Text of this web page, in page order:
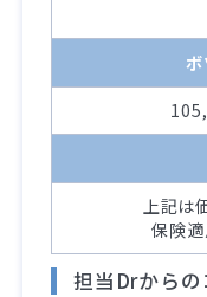
上記は
保険適
担当Drからの